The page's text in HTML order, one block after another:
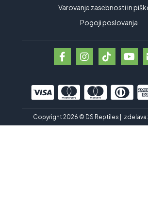
Varovanje zasebnosti in
Pogoji poslovanja
Copyright 2026 © DS Reptiles | Izdelava: